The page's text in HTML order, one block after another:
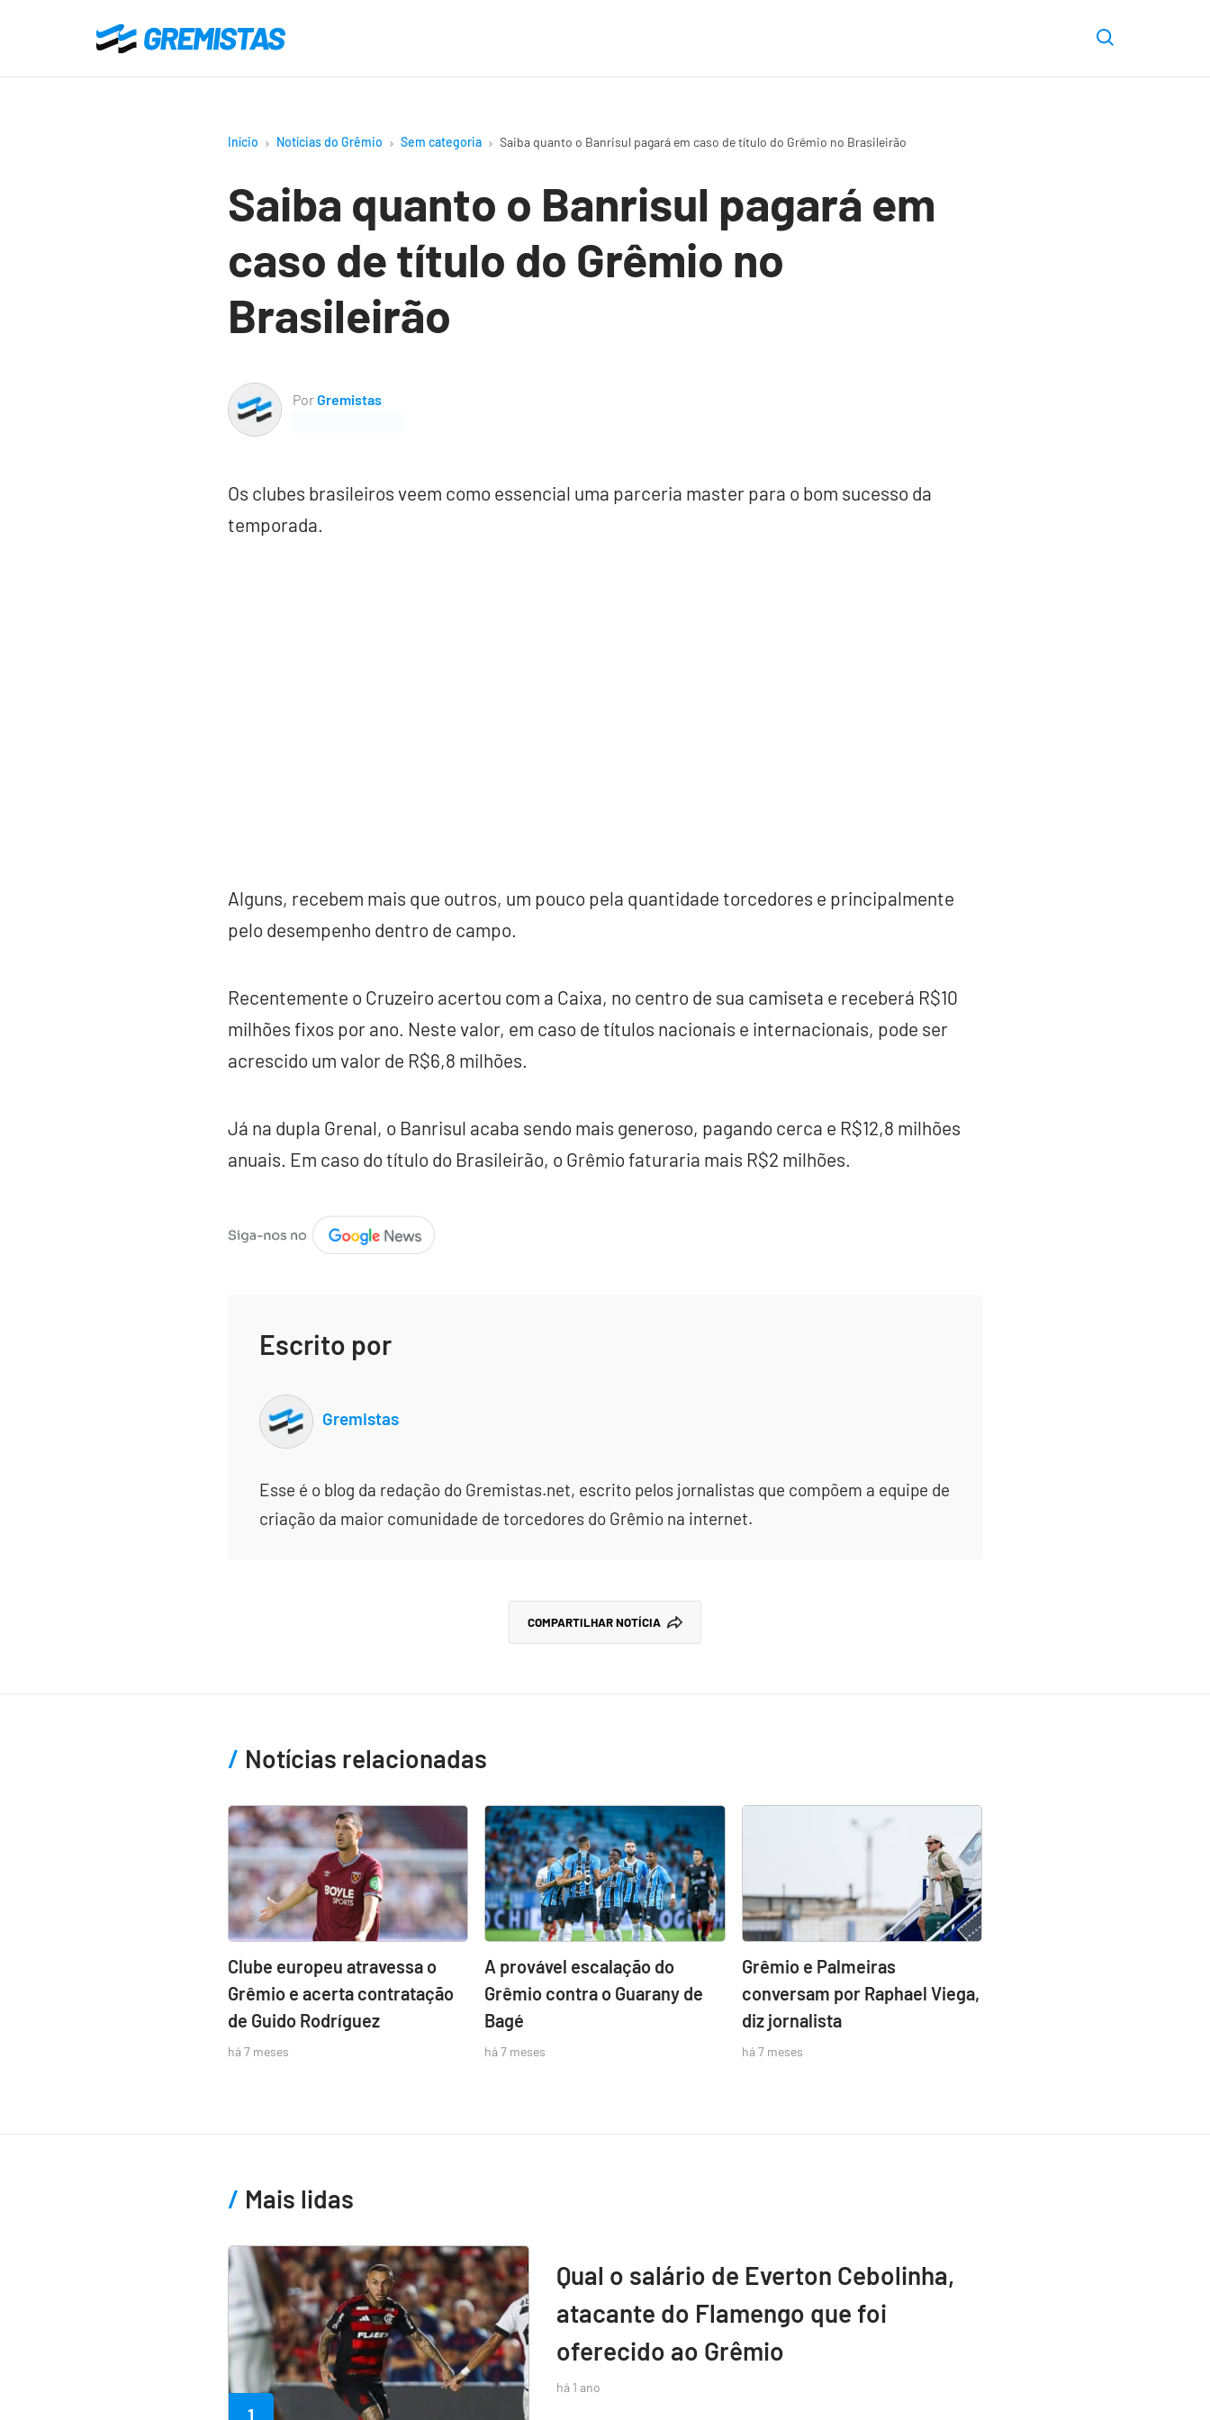
o
Gremistas
Início Notícias do Grêmio Sem categoria Saiba quanto o Banrisul pagará em caso de título do Grêmio no Brasileirão
Saiba quanto o Banrisul pagará em
caso de título do Grêmio no
Brasileirão
PorGremistas
Os clubes brasileiros veem como essencial uma parceria master para o bom sucesso da
temporada.
Alguns, recebem mais que outros, um pouco pela quantidade torcedores e principalmente
pelo desempenho dentro de campo.
Recentemente o Cruzeiro acertou com a Caixa, no centro de sua camiseta e receberá R$10
milhões fixos por ano. Neste valor, em caso de títulos nacionais e internacionais, pode ser
acrescido um valor de R$6,8 milhões.
Já na dupla Grenal, o Banrisul acaba sendo mais generoso, pagando cerca e R$12,8 milhões
anuais. Em caso do título do Brasileirão, o Grêmio faturaria mais R$2 milhões.
Escrito por
Gremistas
Esse é o blog da redação do Gremistas.net, escrito pelos jornalistas que compõem a equipe de
criação da maior comunidade de torcedores do Grêmio na internet.
COMPARTILHAR NOTÍCIA
Notícias relacionadas
Clube europeu atravessa o
Grêmio e acerta contratação
de Guido Rodríguez
há 7 meses
A provável escalação do
Grêmio contra o Guarany de
Bagé
há 7 meses
Grêmio e Palmeiras
conversam por Raphael Viega,
diz jornalista
há 7 meses
Mais lidas
1
Qual o salário de Everton Cebolinha,
atacante do Flamengo que foi
oferecido ao Grêmio
há 1 ano